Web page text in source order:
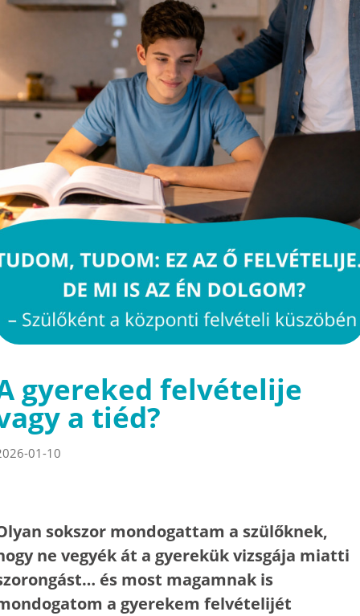
gyereked felvételije
a tiéd?
01-10
sokszor mondogattam a szülőknek,
ne vegyék át a gyerekük vizsgája miatti
és most magamnak is
a gyerekem felvételijét